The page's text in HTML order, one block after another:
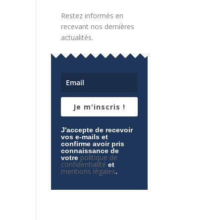
Restez informés en
recevant nos dernières
actualités.
Je m'inscris !
J'accepte de recevoir
vos e-mails et
confirme avoir pris
connaissance de
votre politique de
confidentialité et
mentions légales.